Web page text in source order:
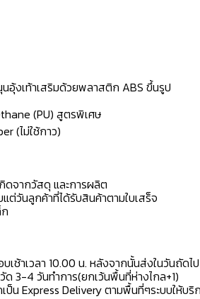
อุ้งเท้าเสริมด้วยพลาสติก ABS ขึ้นรูป
(PU) สูตรพิเศษ
(ไม่ใช้กาว)
ดจากวัสดุ และการผลิต
ต่วันลูกค้าที่ได้รับสินค้าตามใบเสร็จ
ช้าเวลา 10.00 น. หลังจากนั้นส่งในวันถัดไป
3-4 วันทำการ(ยกเว้นพื้นที่ห่างไกล+1)
น Express Delivery ตามพื้นที่ๆระบบให้บ